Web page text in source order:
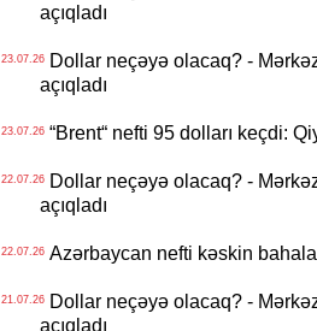
açıqladı
23.07.26Dollar neçəyə olacaq? -
açıqladı
23.07.26“Brent“ nefti 95 dolları keçdi:
22.07.26Dollar neçəyə olacaq? -
açıqladı
22.07.26Azərbaycan nefti kəskin
21.07.26Dollar neçəyə olacaq? -
açıqladı